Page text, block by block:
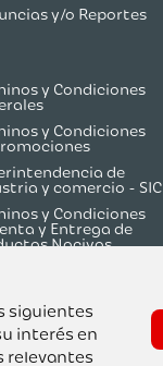
siguientes
interés en
relevantes
y/o Reportes
y Condiciones
y Condiciones
de
y comercio - SIC
y Condiciones
y Entrega de
Nocivos